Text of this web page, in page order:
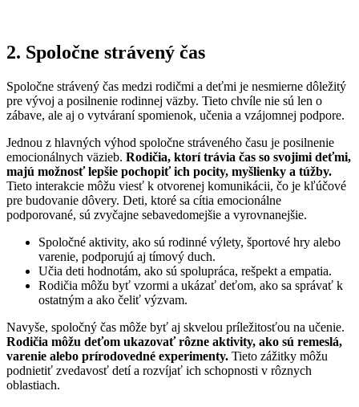
2. Spoločne strávený čas
Spoločne strávený čas medzi rodičmi a deťmi je nesmierne dôležitý
pre vývoj a posilnenie rodinnej väzby. Tieto chvíle nie sú len o
zábave, ale aj o vytváraní spomienok, učenia a vzájomnej podpore.
Jednou z hlavných výhod spoločne stráveného času je posilnenie
emocionálnych väzieb. Rodičia, ktorí trávia čas so svojimi deťmi,
majú možnosť lepšie pochopiť ich pocity, myšlienky a túžby.
Tieto interakcie môžu viesť k otvorenej komunikácii, čo je kľúčové
pre budovanie dôvery. Deti, ktoré sa cítia emocionálne
podporované, sú zvyčajne sebavedomejšie a vyrovnanejšie.
Spoločné aktivity, ako sú rodinné výlety, športové hry alebo
varenie, podporujú aj tímový duch.
Učia deti hodnotám, ako sú spolupráca, rešpekt a empatia.
Rodičia môžu byť vzormi a ukázať deťom, ako sa správať k
ostatným a ako čeliť výzvam.
Navyše, spoločný čas môže byť aj skvelou príležitosťou na učenie.
Rodičia môžu deťom ukazovať rôzne aktivity, ako sú remeslá,
varenie alebo prírodovedné experimenty. Tieto zážitky môžu
podnietiť zvedavosť detí a rozvíjať ich schopnosti v rôznych
oblastiach.